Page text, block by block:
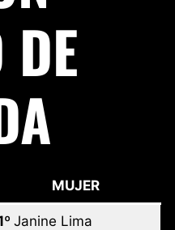
MUJER
Janine Lima